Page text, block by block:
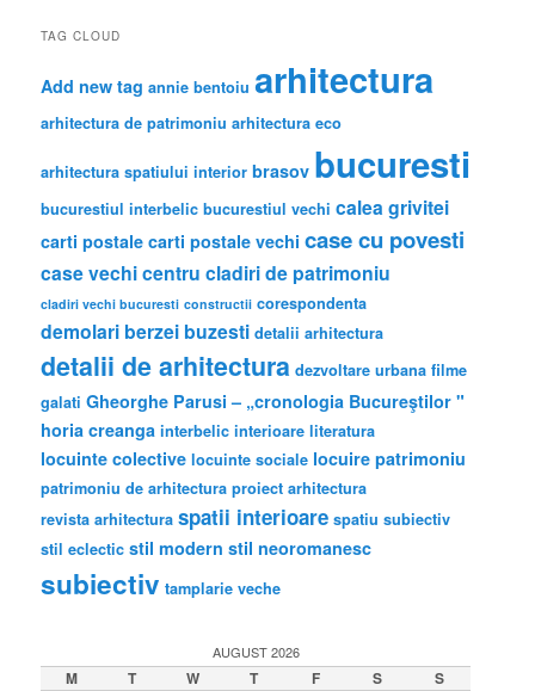
TAG CLOUD
Add new tag annie bentoiu arhitectura
arhitectura de patrimoniu arhitectura eco
arhitectura spatiului interior brasov bucuresti
bucurestiul interbelic bucurestiul vechi calea grivitei
carti postale carti postale vechi case cu povesti
case vechicentru cladiri de patrimoniu
cladiri vechi bucuresti constructii corespondenta
demolari berzei buzesti detalii arhitectura
detalii de arhitectura dezvoltare urbana filme
galati Gheorghe Parusi – „cronologia Bucureştilor "
horia creanga interbelic interioare literatura
locuinte colective locuinte sociale locuire patrimoniu
patrimoniu de arhitectura proiect arhitectura
revista arhitectura spatii interioare spatiu subiectiv
stil eclectic stil modern stil neoromanesc
subiectiv tamplarie veche
AUGUST 2026
M T W T F S S